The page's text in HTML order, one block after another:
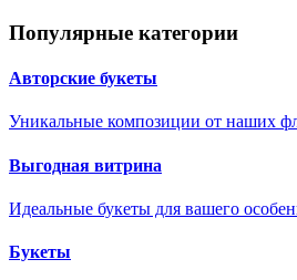
Популярные категории
Авторские букеты
Уникальные композиции от наших
Выгодная витрина
Идеальные букеты для вашего
Букеты